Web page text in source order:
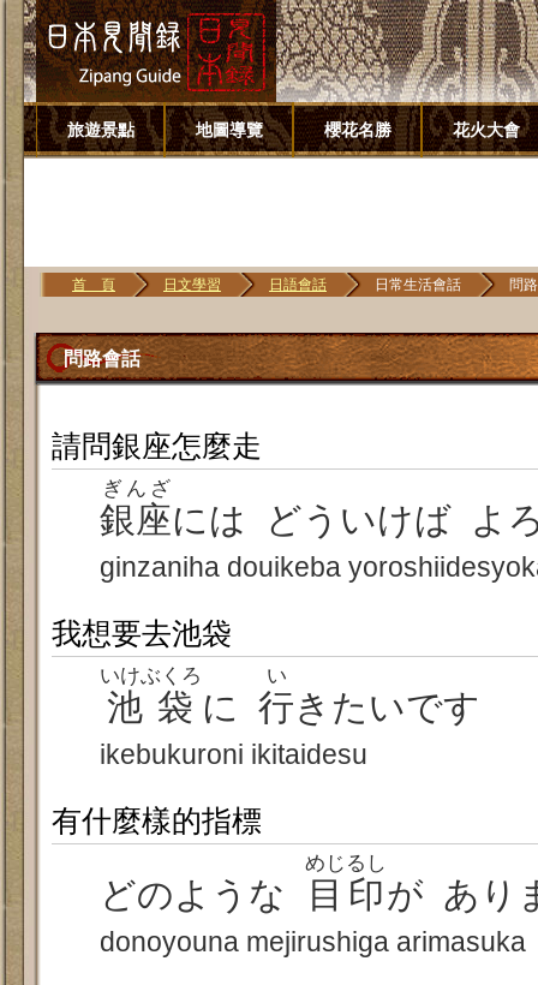
旅遊景點 地圖導覽 櫻花名勝 花火大會
首 頁 日文學習 日語會話 日常生活會話 問
問路會話
請問銀座怎麼走
銀座
ぎんざ
には どういけば よ
ginzaniha douikeba
我想要去池袋
池袋
いけぶくろ
に 行
い
きたいです
ikebukuroni ikitaidesu
有什麼樣的指標
どのような 目印
めじるし
が あり
donoyouna mejirushiga arimasuka